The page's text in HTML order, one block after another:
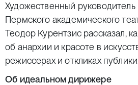
Художественный
Пермского академического
Теодор Курентзис рассказал,
об анархии и красоте в
режиссерах и откликах
Об идеальном дирижере